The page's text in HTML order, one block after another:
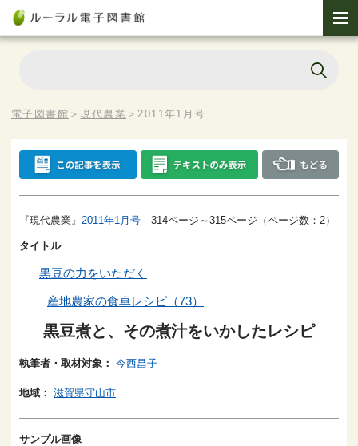
電子図書館 ＞現代農業 ＞2011年1月号
『現代農業』 2011年1月号 314ページ～315ページ（ページ数：2）
タイトル
黒豆の力をいただく
産地農家の食卓レシピ（73）
黒豆煮と、その煮汁をいかしたレシピ
執筆者・取材対象： 今西昌子
地域： 滋賀県守山市
サンプル画像